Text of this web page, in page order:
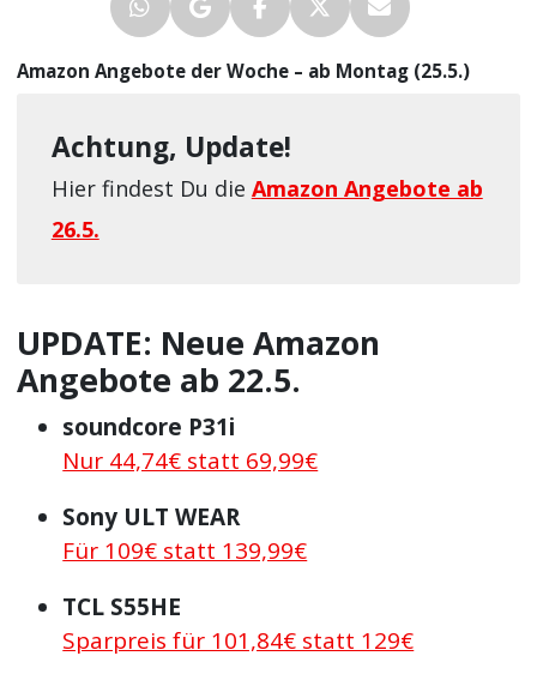
Amazon Angebote der Woche – ab Montag (25.5.)
Achtung, Update!
Hier findest Du die Amazon Angebote ab
26.5.
UPDATE: Neue Amazon
Angebote ab 22.5.
soundcore P31i
Nur 44,74€ statt 69,99€
Sony ULT WEAR
Für 109€ statt 139,99€
TCL S55HE
Sparpreis für 101,84€ statt 129€